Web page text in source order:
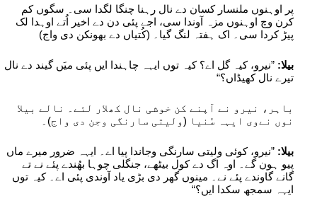
پر اوہنوں ملنسار کسان دے نال رہنا چنگا لگدا سی۔ سگوں کم
کرن وچ اوہنوں مزہ آوندا سی، اجے پئی دن دے اخیر اُتے اوہدا لک
پیڑ کردا سی۔ اک ہفتہ لنگ گیا۔ (کُتیاں دے بھونکن دی واج)
بیلا: ”نیرو، کیہ گل اے؟ کیہ توں ایہہ چاہندا ایں پئی میَں گیند دے نال
تیرے نال کھیڈاں؟“
باہر، نیرو نے آپنے کن خوشی نال کھلار لئے۔ نالے بیلا
نوں نےوی ایہہ سُنیا (ولیتی سارنگی وجن دی واج)۔
بیلا: ”نیرو، کوئی ولیتی سارنگی وجاندا پیا اے۔ ایہہ ضرور میرے ماں
پیو ہون گے۔ اوہ اگ دے کول بیٹھے، جنگلی چوہا بھُندے پئے نے تے
گانے گاوندے پئے نے۔ مینوں گھر دی بڑی یاد آوندی پئی اے۔ کیہ توں
ایہہ سمجھ سکدا ایں؟“